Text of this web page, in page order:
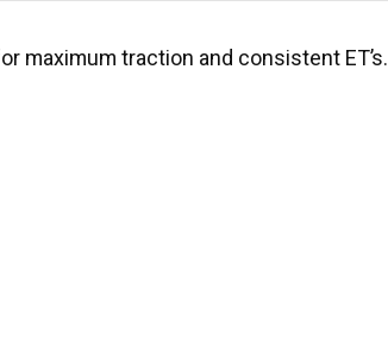
maximum traction and consistent ET’s.